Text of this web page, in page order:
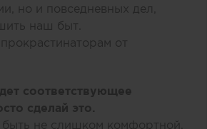
но и повседневных дел,
наш быт.
от
соответствующее
сделай это.
не слишком комфортной,